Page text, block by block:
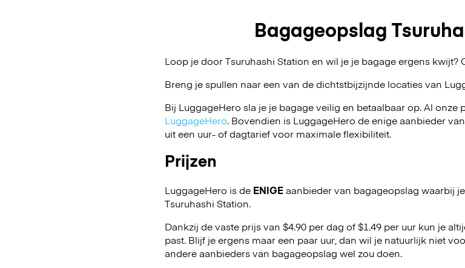
Bagageopslag
Loop je door Tsuruhashi Station en wil je je bagage ergens kwijt?
Breng je spullen naar een van de dichtstbijzijnde locaties van
Bij LuggageHero sla je je bagage veilig en betaalbaar op. Al onze
LuggageHero. Bovendien is LuggageHero de enige aanbieder
uit een uur- of dagtarief voor maximale flexibiliteit.
Prijzen
LuggageHero is de ENIGEaanbieder van bagageopslag waarbij
Tsuruhashi Station.
Dankzij de vaste prijs van $4.90 per dag of $1.49 per uur kun je
past. Blijf je ergens maar een paar uur, dan wil je natuurlijk niet
andere aanbieders van bagageopslag wel zou doen.